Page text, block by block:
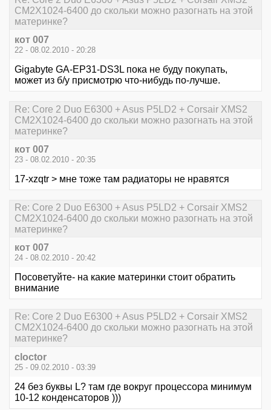
CM2X1024-6400 до скольки можно разогнать на этой
материнке?
кот 007
22 - 08.02.2010 - 20:28
Gigabyte GA-EP31-DS3L пока не буду покупать,
может из б/у присмотрю что-нибудь по-лучше.
Re: Core 2 Duo E6300 + Asus P5LD2 + Corsair XMS2
CM2X1024-6400 до скольки можно разогнать на этой
материнке?
кот 007
23 - 08.02.2010 - 20:35
17-xzqtr > мне тоже там радиаторы не нравятся
Re: Core 2 Duo E6300 + Asus P5LD2 + Corsair XMS2
CM2X1024-6400 до скольки можно разогнать на этой
материнке?
кот 007
24 - 08.02.2010 - 20:42
Посоветуйте- на какие материнки стоит обратить
внимание
Re: Core 2 Duo E6300 + Asus P5LD2 + Corsair XMS2
CM2X1024-6400 до скольки можно разогнать на этой
материнке?
cloctor
25 - 09.02.2010 - 03:39
24 без буквы L? там где вокруг процессора минимум
10-12 конденсаторов )))